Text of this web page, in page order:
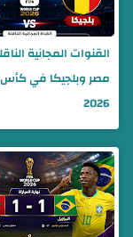
القنوات المجانية
مصر وبلجيكا في كأس
2026